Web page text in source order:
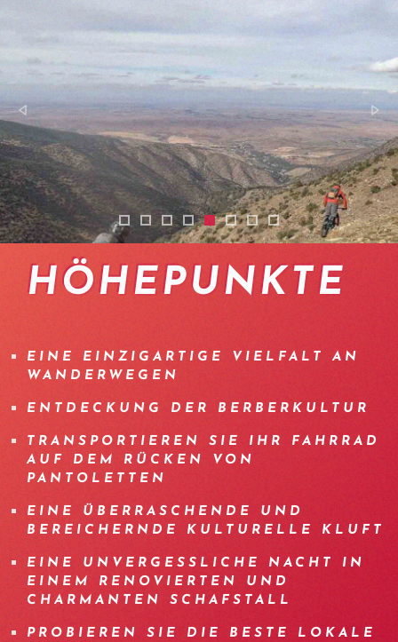
vtt-maroc-14
vtt-enduro-maroc-15
enduro-mountainbike-trip-morocco-
vtt-enduro-maroc-22
vtt-enduro-maroc-23
enduro-mountainbike-
vtt-maroc-19
vtt-enduro-maroc-
HÖHEPUNKTE
EINE EINZIGARTIGE VIELFALT AN
WANDERWEGEN
ENTDECKUNG DER BERBERKULTUR
TRANSPORTIEREN SIE IHR FAHRRAD
AUF DEM RÜCKEN VON
PANTOLETTEN
EINE ÜBERRASCHENDE UND
BEREICHERNDE KULTURELLE KLUFT
EINE UNVERGESSLICHE NACHT IN
EINEM RENOVIERTEN UND
CHARMANTEN SCHAFSTALL
PROBIEREN SIE DIE BESTE LOKALE